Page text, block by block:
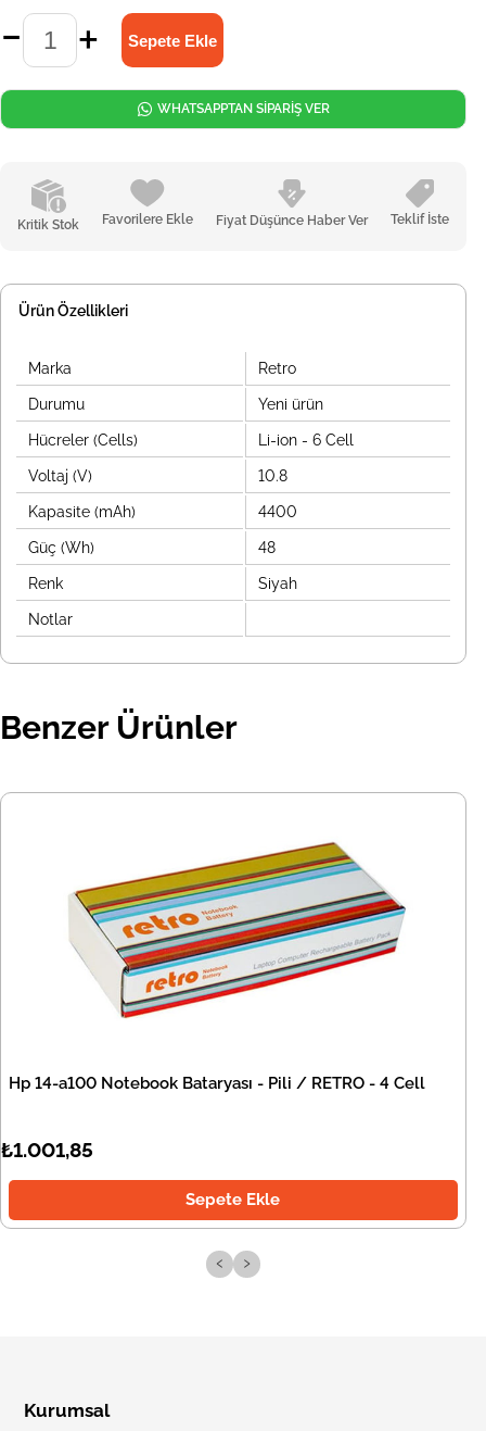
Kritik Stok Favorilere Ekle Fiyat Düşünce Haber Ver Teklif İste
WHATSAPPTAN SİPARİŞ VER
Ürün Özellikleri
Marka Retro
Durumu Yeni ürün
Hücreler (Cells) Li-ion - 6 Cell
Voltaj (V) 10.8
Kapasite (mAh) 4400
Güç (Wh) 48
Renk Siyah
Notlar
Benzer Ürünler
Hp 14-a100 Notebook Bataryası - Pili / RETRO - 4 Cell
₺1.001,85
Sepete Ekle
‹ ›
Kurumsal